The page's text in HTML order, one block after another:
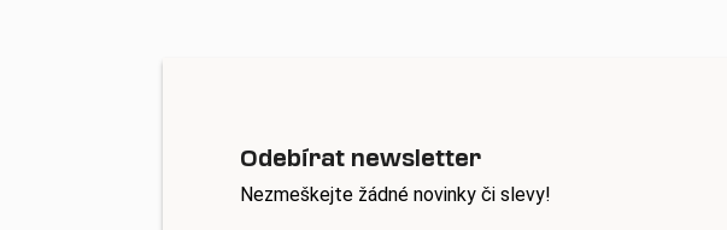
Odebírat newsletter
Nezmeškejte žádné novinky či slevy!